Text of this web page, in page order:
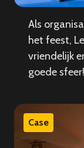
Als
het feest,
vriendelijk
goede sfeer!
Case